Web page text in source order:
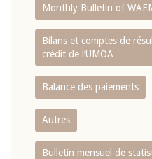
Monthly Bulletin of
Bilans et comptes de
crédit de l‘UMOA
Balance des paiements
Autres
Bulletin mensuel de